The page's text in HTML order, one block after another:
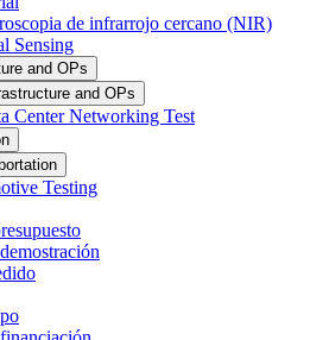
de infrarrojo cercano (NIR)
Sensing
and OPs
and OPs
Center Networking Test
Testing